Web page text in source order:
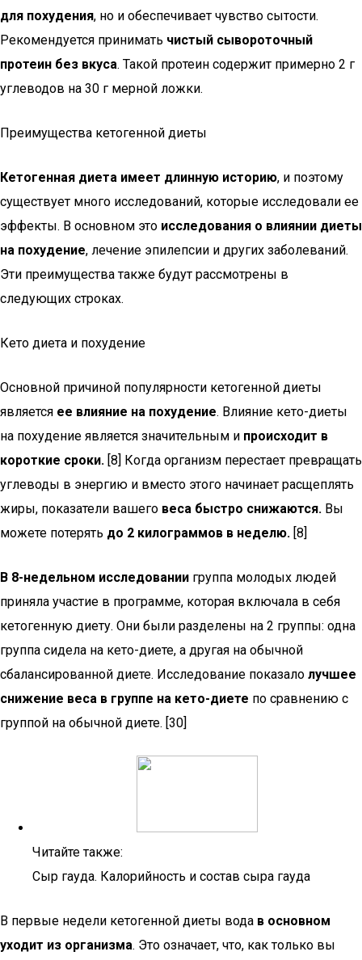
для похудения, но и обеспечивает чувство сытости.
Рекомендуется принимать чистый сывороточный
протеин без вкуса. Такой протеин содержит примерно 2 г
углеводов на 30 г мерной ложки.
Преимущества кетогенной диеты
Кетогенная диета имеет длинную историю, и поэтому
существует много исследований, которые исследовали ее
эффекты. В основном это исследования о влиянии диеты
на похудение, лечение эпилепсии и других заболеваний.
Эти преимущества также будут рассмотрены в
следующих строках.
Кето диета и похудение
Основной причиной популярности кетогенной диеты
является ее влияние на похудение. Влияние кето-диеты
на похудение является значительным и происходит в
короткие сроки. [8] Когда организм перестает превращать
углеводы в энергию и вместо этого начинает расщеплять
жиры, показатели вашего веса быстро снижаются. Вы
можете потерять до 2 килограммов в неделю. [8]
В 8-недельном исследовании группа молодых людей
приняла участие в программе, которая включала в себя
кетогенную диету. Они были разделены на 2 группы: одна
группа сидела на кето-диете, а другая на обычной
сбалансированной диете. Исследование показало лучшее
снижение веса в группе на кето-диете по сравнению с
группой на обычной диете. [30]
Читайте также:
Сыр гауда. Калорийность и состав сыра гауда
В первые недели кетогенной диеты вода в основном
уходит из организма. Это означает, что, как только вы